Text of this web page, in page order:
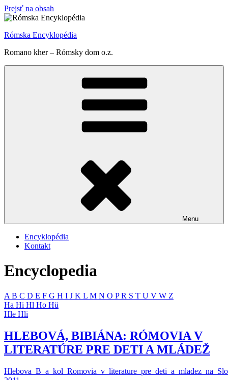
Prejsť na obsah
Rómska Encyklopédia
Romano kher – Rómsky dom o.z.
Menu
Encyklopédia
Kontakt
Encyclopedia
A B C D E F G H I J K L M N O PR S T U V W Z
Ha Hi Hl Ho Hü
Hle Hli
HLEBOVÁ, BIBIÁNA: RÓMOVIA V
LITERATÚRE PRE DETI A MLÁDEŽ